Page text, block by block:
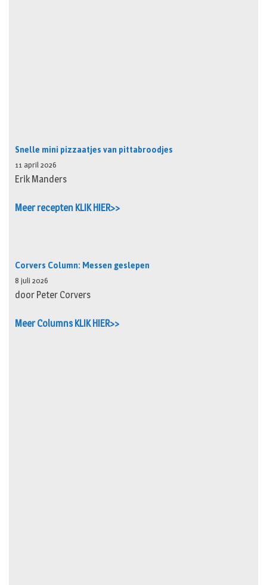
Snelle mini pizzaatjes van pittabroodjes
11 april 2026
Erik Manders
Meer recepten KLIK HIER>>
Corvers Column: Messen geslepen
8 juli 2026
door Peter Corvers
Meer Columns KLIK HIER>>